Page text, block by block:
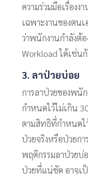
ความร่วมมือเรื่อง
เฉพาะงานของตน
ว่าพนักงานกำลังต้
Workload ได้เช่น
3. ลาป่วยบ่อย
การลาป่วยของพนั
กำหนดไว้ไม่เกิน
ตามสิทธิที่กำหนดไว้
ป่วยจริงหรือป่วยก
พฤติกรรมลาป่วยบ่
ป่วยที่แน่ชัด อาจเ